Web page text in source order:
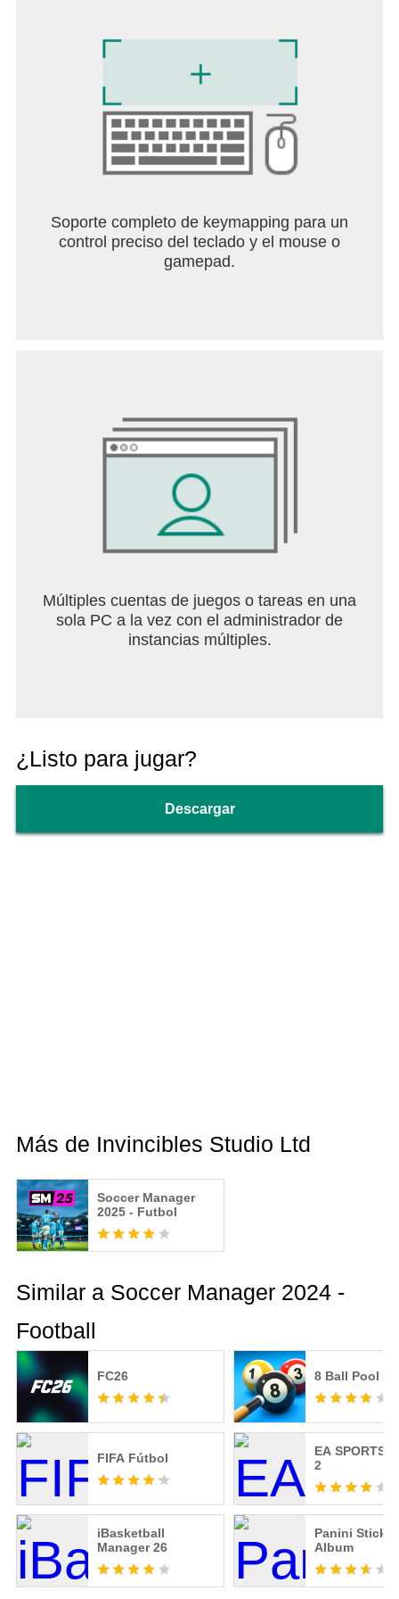
- Gestiona tácticamente a tu equipo ideal como tú
quieras, desde el entrenamiento hasta
las instrucciones en tiempo real sobre el terreno de
- Analiza en profundidad los informes estadísticos y
decide cómo mejorar el rendimiento de tu equipo.
- Construye y mejora tu estadio de fútbol y las
Soporte completo de keymapping para un
control preciso del teclado y el mouse o
gamepad.
Múltiples cuentas de juegos o tareas en una
sola PC a la vez con el administrador de
instancias múltiples.
¿Listo para jugar?
Descargar
Más de Invincibles Studio Ltd
Soccer Manager
2025 - Futbol
Similar a Soccer Manager 2024 -
Football
FC26 8 Ball Pool
FIFA Fútbol
EA
2
iBasketball
Manager 26
Panini Sticker
Album